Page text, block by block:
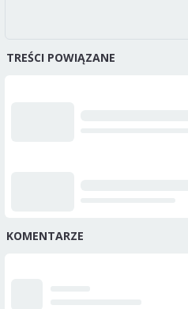
TREŚCI POWIĄZANE
KOMENTARZE